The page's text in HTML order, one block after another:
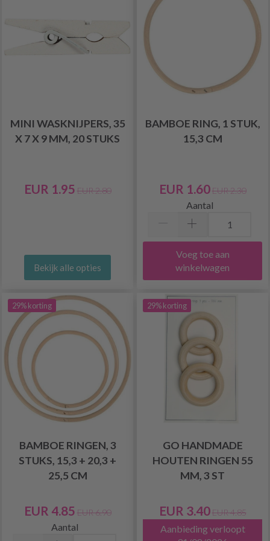
MINI WASKNIJPERS, 35
X 7 X 9 MM, 20 STUKS
EUR 1.95 EUR 2.80
Bekijk alle opties
BAMBOE RING, 1 STUK,
15,3 CM
EUR 1.60 EUR 2.30
Aantal
Voeg toe aan
winkelwagen
29% korting
BAMBOE RINGEN, 3
STUKS, 15,3 + 20,3 +
25,5 CM
EUR 4.85 EUR 6.90
Aantal
29% korting
GO HANDMADE
HOUTEN RINGEN 55
MM, 3 ST
EUR 3.40 EUR 4.85
Aanbieding verloopt